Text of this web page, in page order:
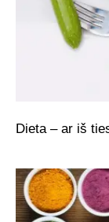
Dieta – ar iš